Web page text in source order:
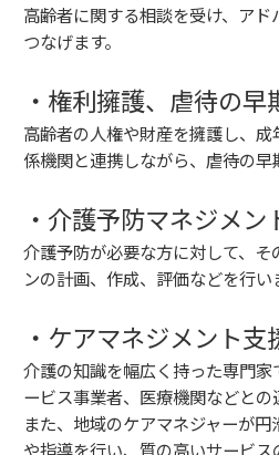
高齢者に関する相談を受け、ア
つなげます。
・権利擁護、虐待の早
高齢者の人権や財産を擁護し、
係機関と連携しながら、虐待の早
・介護予防マネジメン
介護予防が必要な方に対して、
ンの計画、作成、評価などを行い
・ケアマネジメント支
介護の知識を幅広く持った専門
ービス事業者、医療機関などとの
また、地域のケアマネジャーが
や指導を行い、質の高いサービス